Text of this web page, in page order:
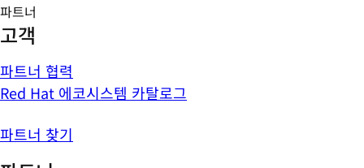
파트너
고객
파트너 협력
Red Hat 에코시스템 카탈로그
파트너 찾기